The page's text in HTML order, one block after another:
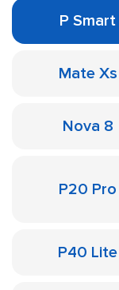
P Smart
Mate Xs
Nova 8
P20 Pro
P40 Lite